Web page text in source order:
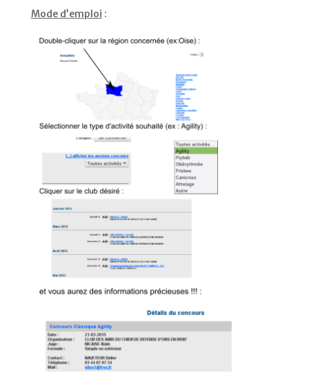
Mode d’emploi :